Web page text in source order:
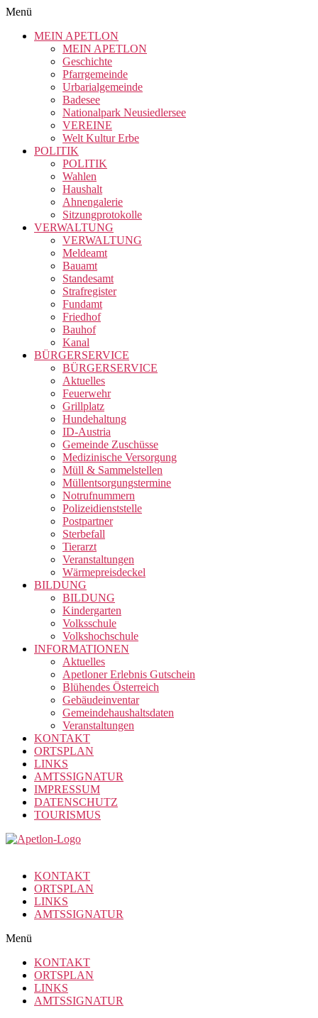
Menü
MEIN APETLON
MEIN APETLON
Geschichte
Pfarrgemeinde
Urbarialgemeinde
Badesee
Nationalpark Neusiedlersee
VEREINE
Welt Kultur Erbe
POLITIK
POLITIK
Wahlen
Haushalt
Ahnengalerie
Sitzungprotokolle
VERWALTUNG
VERWALTUNG
Meldeamt
Bauamt
Standesamt
Strafregister
Fundamt
Friedhof
Bauhof
Kanal
BÜRGERSERVICE
BÜRGERSERVICE
Aktuelles
Feuerwehr
Grillplatz
Hundehaltung
ID-Austria
Gemeinde Zuschüsse
Medizinische Versorgung
Müll & Sammelstellen
Müllentsorgungstermine
Notrufnummern
Polizeidienststelle
Postpartner
Sterbefall
Tierarzt
Veranstaltungen
Wärmepreisdeckel
BILDUNG
BILDUNG
Kindergarten
Volksschule
Volkshochschule
INFORMATIONEN
Aktuelles
Apetloner Erlebnis Gutschein
Blühendes Österreich
Gebäudeinventar
Gemeindehaushaltsdaten
Veranstaltungen
KONTAKT
ORTSPLAN
LINKS
AMTSSIGNATUR
IMPRESSUM
DATENSCHUTZ
TOURISMUS
KONTAKT
ORTSPLAN
LINKS
AMTSSIGNATUR
Menü
KONTAKT
ORTSPLAN
LINKS
AMTSSIGNATUR